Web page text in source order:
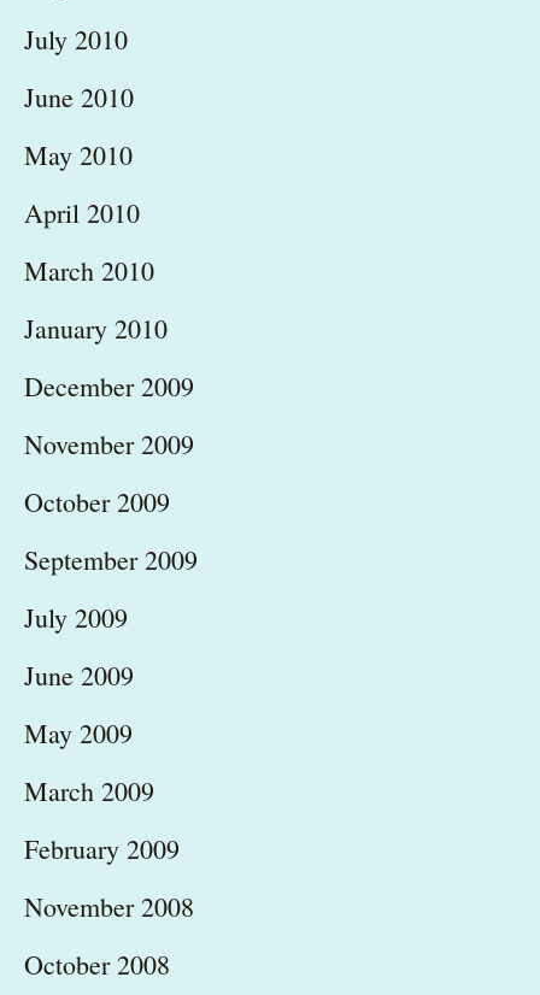
July 2010
June 2010
May 2010
April 2010
March 2010
January 2010
December 2009
November 2009
October 2009
September 2009
July 2009
June 2009
May 2009
March 2009
February 2009
November 2008
October 2008